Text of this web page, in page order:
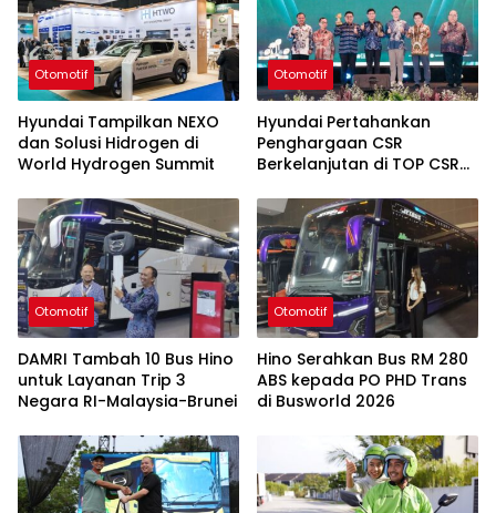
Otomotif
Hyundai Tampilkan NEXO
dan Solusi Hidrogen di
World Hydrogen Summit
Otomotif
Hyundai Pertahankan
Penghargaan CSR
Berkelanjutan di TOP CSR
Otomotif
DAMRI Tambah 10 Bus Hino
untuk Layanan Trip 3
Negara RI-Malaysia-Brunei
Otomotif
Hino Serahkan Bus RM 280
ABS kepada PO PHD Trans
di Busworld 2026